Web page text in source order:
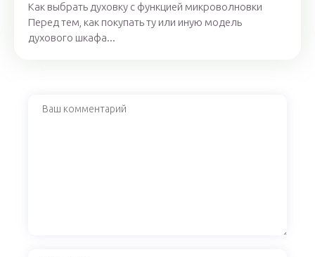
Как выбрать духовку с функцией микроволновки
Перед тем, как покупать ту или иную модель
духового шкафа...